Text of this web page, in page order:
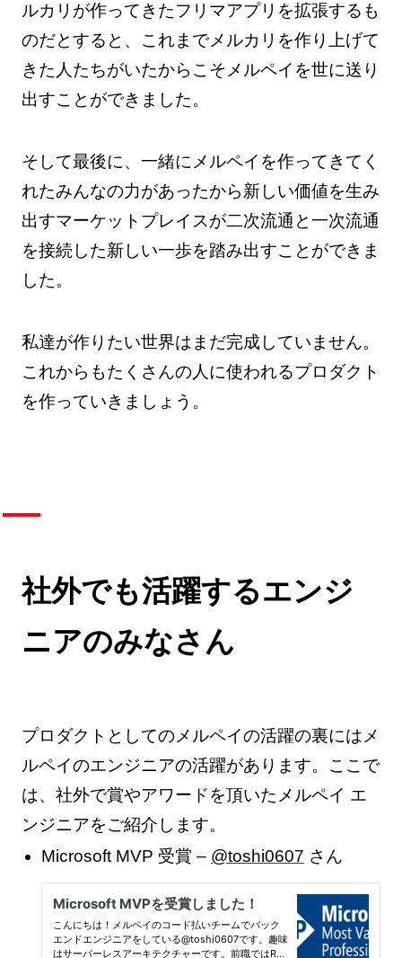
ルカリが作ってきたフリマアプリを拡張するも
のだとすると、これまでメルカリを作り上げて
きた人たちがいたからこそメルペイを世に送り
出すことができました。
そして最後に、一緒にメルペイを作ってきてく
れたみんなの力があったから新しい価値を生み
出すマーケットプレイスが二次流通と一次流通
を接続した新しい一歩を踏み出すことができま
した。
私達が作りたい世界はまだ完成していません。
これからもたくさんの人に使われるプロダクト
を作っていきましょう。
社外でも活躍するエンジ
ニアのみなさん
プロダクトとしてのメルペイの活躍の裏にはメ
ルペイのエンジニアの活躍があります。ここで
は、社外で賞やアワードを頂いたメルペイ エ
ンジニアをご紹介します。
Microsoft MVP 受賞 – @toshi0607 さん